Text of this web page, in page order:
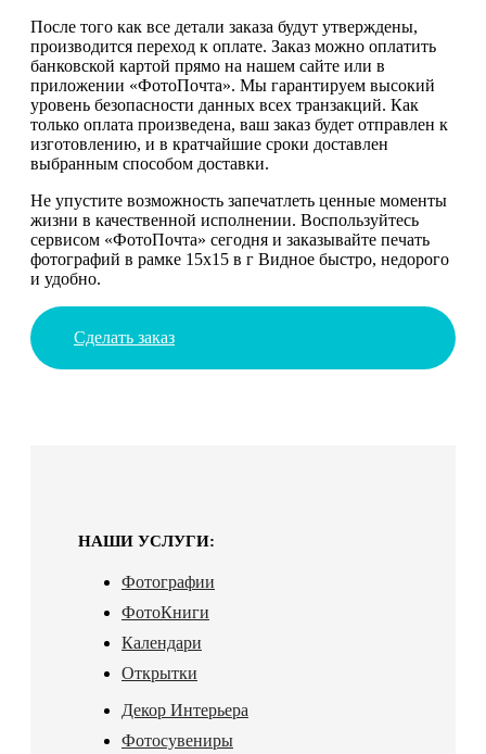
После того как все детали заказа будут утверждены,
производится переход к оплате. Заказ можно оплатить
банковской картой прямо на нашем сайте или в
приложении «ФотоПочта». Мы гарантируем высокий
уровень безопасности данных всех транзакций. Как
только оплата произведена, ваш заказ будет отправлен к
изготовлению, и в кратчайшие сроки доставлен
выбранным способом доставки.
Не упустите возможность запечатлеть ценные моменты
жизни в качественной исполнении. Воспользуйтесь
сервисом «ФотоПочта» сегодня и заказывайте печать
фотографий в рамке 15х15 в г Видное быстро, недорого
и удобно.
Сделать заказ
НАШИ УСЛУГИ:
Фотографии
ФотоКниги
Календари
Открытки
Декор Интерьера
Фотосувениры